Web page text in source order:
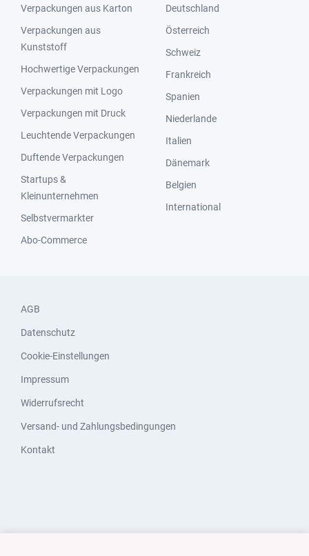
Verpackungen aus Karton
Verpackungen aus
Kunststoff
Hochwertige Verpackungen
Verpackungen mit Logo
Verpackungen mit Druck
Leuchtende Verpackungen
Duftende Verpackungen
Startups &
Kleinunternehmen
Selbstvermarkter
Abo-Commerce
Deutschland
Österreich
Schweiz
Frankreich
Spanien
Niederlande
Italien
Dänemark
Belgien
International
AGB
Datenschutz
Cookie-Einstellungen
Impressum
Widerrufsrecht
Versand- und Zahlungsbedingungen
Kontakt